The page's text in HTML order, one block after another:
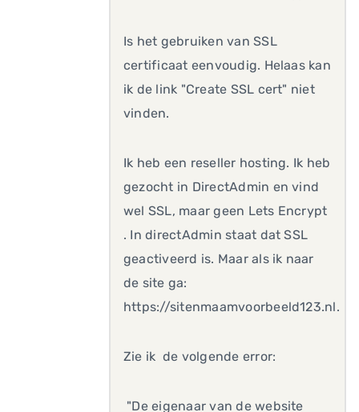
Is het gebruiken van SSL
certificaat eenvoudig. Helaas kan
ik de link "Create SSL cert" niet
vinden.
Ik heb een reseller hosting. Ik heb
gezocht in DirectAdmin en vind
wel SSL, maar geen Lets Encrypt
. In directAdmin staat dat SSL
geactiveerd is. Maar als ik naar
de site ga:
https://sitenmaamvoorbeeld123.nl.
Zie ik de volgende error:
"De eigenaar van de website